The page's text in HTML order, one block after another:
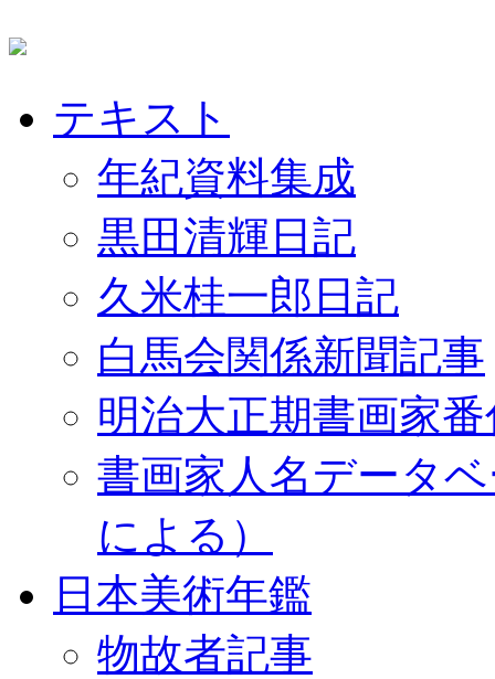
テキスト
年紀資料集成
黒田清輝日記
久米桂一郎日記
白馬会関係新聞記事
明治大正期書画家
書画家人名データ
による）
日本美術年鑑
物故者記事